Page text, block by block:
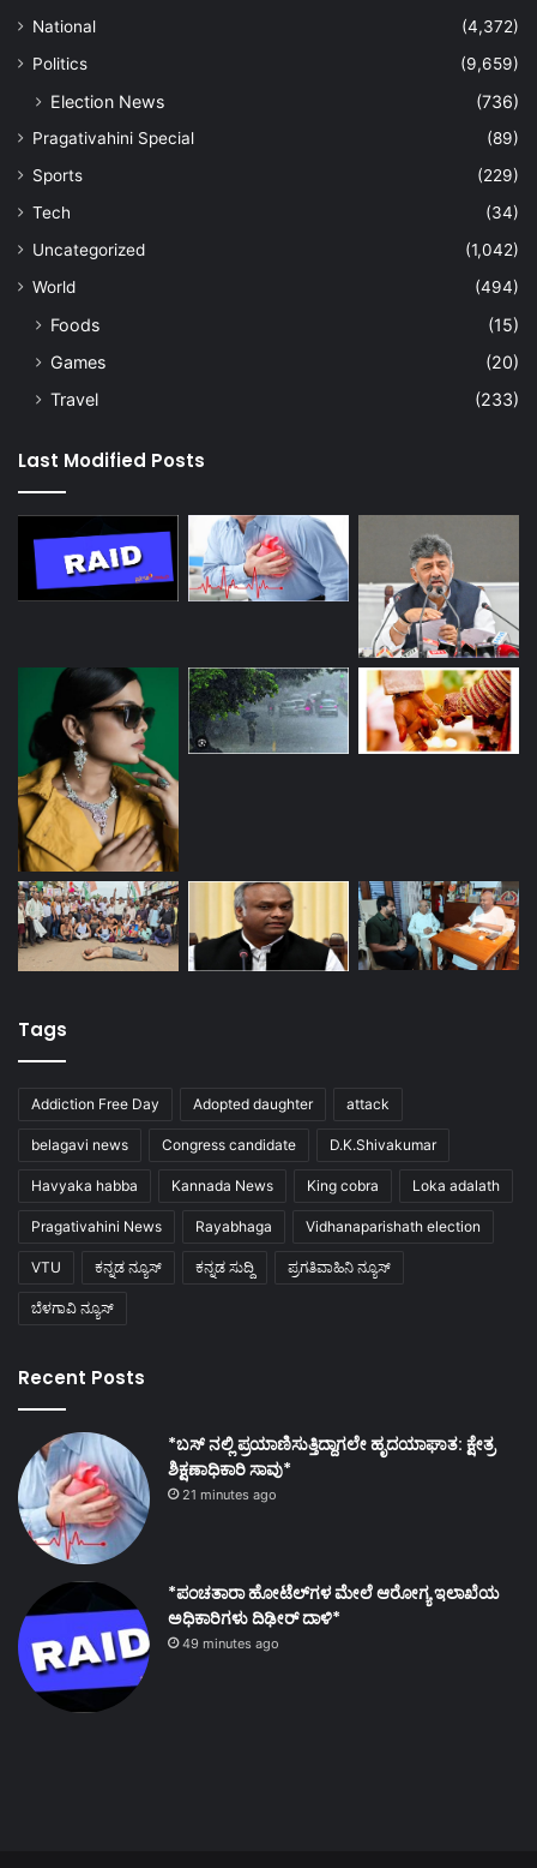
National
(4,372)
Politics
(9,659)
Election News (736)
Pragativahini Special
(89)
Sports
(229)
Tech
(34)
Uncategorized
(1,042)
World
(494)
Foods
(15)
Games
(20)
Travel
(233)
Last Modified Posts
Tags
Addiction Free Day Adopted daughter attack
belagavi news Congress candidate D.K.Shivakumar
Havyaka habba Kannada News King cobra Loka adalath
Pragativahini News Rayabhaga Vidhanaparishath election
VTU ಕನ್ನಡ ನ್ಯೂಸ್ ಕನ್ನಡ ಸುದ್ದಿ ಪ್ರಗತಿವಾಹಿನಿ ನ್ಯೂಸ್
ಬೆಳಗಾವಿ ನ್ಯೂಸ್
Recent Posts
*ಬಸ್ ನಲ್ಲಿ ಪ್ರಯಾಣಿಸುತ್ತಿದ್ದಾಗಲೇ ಹೃದಯಾಘಾತ: ಕ್ಷೇತ್ರ
ಶಿಕ್ಷಣಾಧಿಕಾರಿ ಸಾವು*
21 minutes ago
*ಪಂಚತಾರಾ ಹೋಟೆಲ್‌ಗಳ ಮೇಲೆ ಆರೋಗ್ಯ ಇಲಾಖೆಯ
ಅಧಿಕಾರಿಗಳು ದಿಢೀರ್ ದಾಳಿ*
49 minutes ago